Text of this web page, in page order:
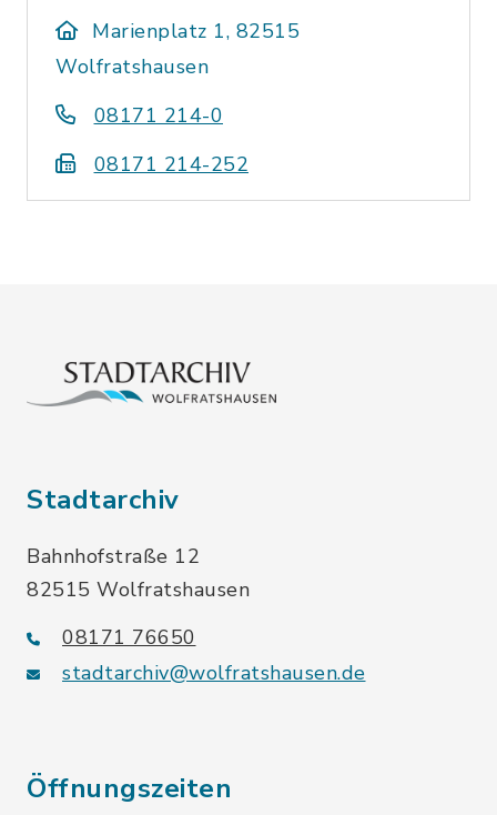
Marienplatz 1, 82515
Wolfratshausen
08171 214-0
08171 214-252
Stadtarchiv
Bahnhofstraße 12
82515 Wolfratshausen
08171 76650
stadtarchiv@wolfratshausen.de
Öffnungszeiten